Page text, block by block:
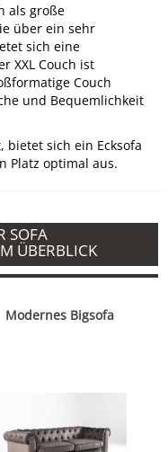
als große
über ein sehr
sich eine
XXL Couch ist
Couch
und Bequemlichkeit
bietet sich ein Ecksofa
Platz optimal aus.
SOFA
ÜBERBLICK
Modernes Bigsofa